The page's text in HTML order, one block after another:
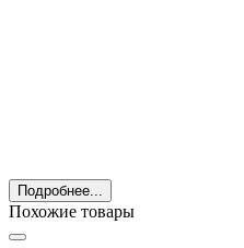
Подробнее...
Похожие товары